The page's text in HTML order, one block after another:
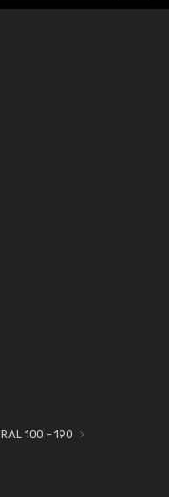
RAL 100 - 190